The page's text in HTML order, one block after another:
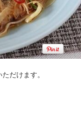
だけます。